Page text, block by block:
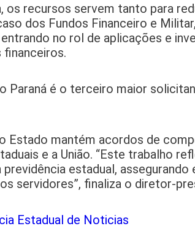
os recursos servem tanto para
dos Fundos Financeiro e
no rol de aplicações e
Paraná é o terceiro maior
Estado mantém acordos de
e a União. “Este trabalho
previdência estadual,
servidores”, finaliza o diretor-
Estadual de Noticias